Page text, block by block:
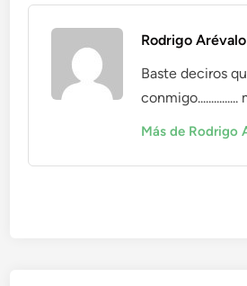
Rodrigo
Baste deciros
Más de Rodrigo